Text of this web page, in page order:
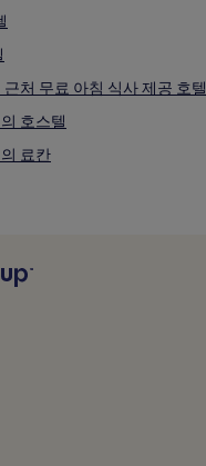
처 무료 아침 식사 제공 호텔
호스텔
료칸
호텔
근처 호텔
처 호텔